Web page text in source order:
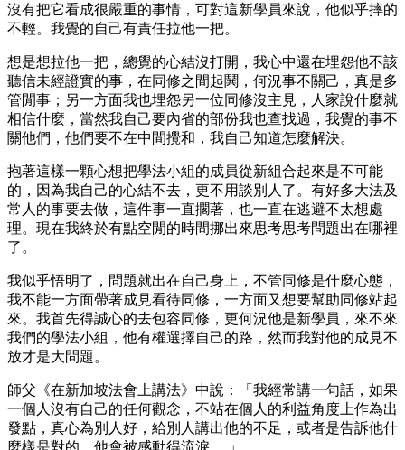
沒有把它看成很嚴重的事情，可對這新學員來說，他似乎摔的
不輕。我覺的自己有責任拉他一把。
想是想拉他一把，總覺的心結沒打開，我心中還在埋怨他不該
聽信未經證實的事，在同修之間起鬨，何況事不關己，真是多
管閒事；另一方面我也埋怨另一位同修沒主見，人家說什麼就
相信什麼，當然我自己要內省的部份我也查找過，我覺的事不
關他們，他們要不在中間攪和，我自己知道怎麼解決。
抱著這樣一顆心想把學法小組的成員從新組合起來是不可能
的，因為我自己的心結不去，更不用談別人了。有好多大法及
常人的事要去做，這件事一直擱著，也一直在逃避不太想處
理。現在我終於有點空閒的時間挪出來思考思考問題出在哪裡
了。
我似乎悟明了，問題就出在自己身上，不管同修是什麼心態，
我不能一方面帶著成見看待同修，一方面又想要幫助同修站起
來。我首先得誠心的去包容同修，更何況他是新學員，來不來
我們的學法小組，他有權選擇自己的路，然而我對他的成見不
放才是大問題。
師父《在新加坡法會上講法》中說：「我經常講一句話，如果
一個人沒有自己的任何觀念，不站在個人的利益角度上作為出
發點，真心為別人好，給別人講出他的不足，或者是告訴他什
麼樣是對的，他會被感動得流淚。 」